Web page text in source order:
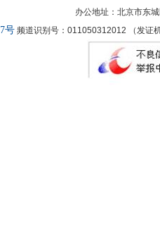
办公地址：北京市东
号频道识别号：011050312012 （发证